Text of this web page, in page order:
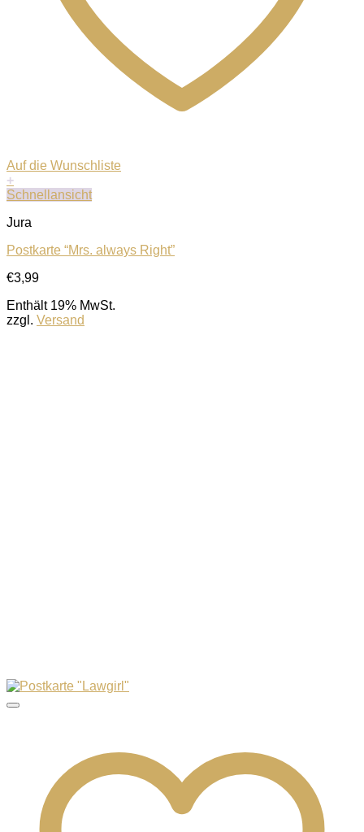
Auf die Wunschliste
+
Schnellansicht
Jura
Postkarte “Mrs. always Right”
€3,99
Enthält 19% MwSt.
zzgl. Versand